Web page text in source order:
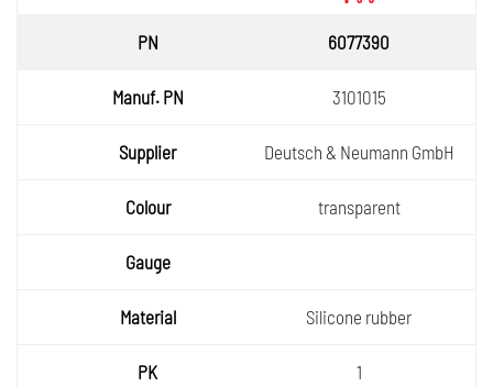
6077390
3101015
Deutsch & Neumann GmbH
transparent
Silicone rubber
1